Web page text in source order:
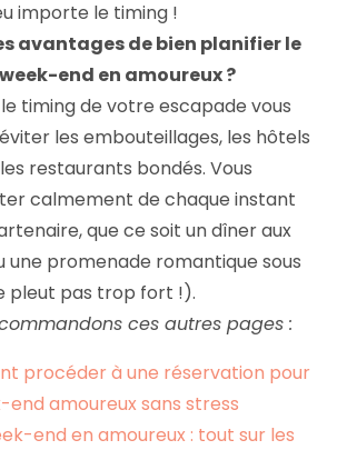
importe le timing !
avantages de bien planifier le
end en amoureux ?
timing de votre escapade vous
les embouteillages, les hôtels
restaurants bondés. Vous
calmement de chaque instant
que ce soit un dîner aux
une promenade romantique sous
pleut pas trop fort !).
ces autres pages :
procéder à une réservation pour
end amoureux sans stress
end en amoureux : tout sur les